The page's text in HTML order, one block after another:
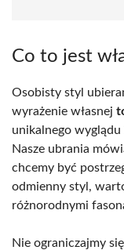
Co to jest
Osobisty styl
wyrażenie własnej
unikalnego
Nasze ubrania
chcemy być
odmienny styl,
różnorodnymi
Nie ograniczajmy